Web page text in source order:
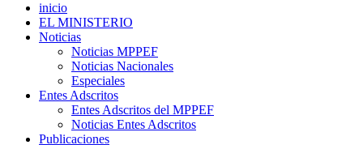
inicio
EL MINISTERIO
Noticias
Noticias MPPEF
Noticias Nacionales
Especiales
Entes Adscritos
Entes Adscritos del MPPEF
Noticias Entes Adscritos
Publicaciones